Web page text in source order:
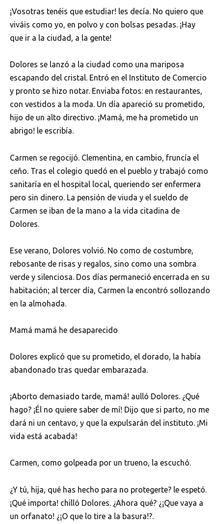
¡Vosotras tenéis que estudiar! les decía. No quiero que
viváis como yo, en polvo y con bolsas pesadas. ¡Hay
que ir a la ciudad, a la gente!
Dolores se lanzó a la ciudad como una mariposa
escapando del cristal. Entró en el Instituto de Comercio
y pronto se hizo notar. Enviaba fotos: en restaurantes,
con vestidos a la moda. Un día apareció su prometido,
hijo de un alto directivo. ¡Mamá, me ha prometido un
abrigo! le escribía.
Carmen se regocijó. Clementina, en cambio, fruncía el
ceño. Tras el colegio quedó en el pueblo y trabajó como
sanitaría en el hospital local, queriendo ser enfermera
pero sin dinero. La pensión de viuda y el sueldo de
Carmen se iban de la mano a la vida citadina de
Dolores.
Ese verano, Dolores volvió. No como de costumbre,
rebosante de risas y regalos, sino como una sombra
verde y silenciosa. Dos días permaneció encerrada en su
habitación; al tercer día, Carmen la encontró sollozando
en la almohada.
Mamá mamá he desaparecido
Dolores explicó que su prometido, el dorado, la había
abandonado tras quedar embarazada.
¡Aborto demasiado tarde, mamá! aulló Dolores. ¿Qué
hago? ¡Él no quiere saber de mí! Dijo que si parto, no me
dará ni un centavo, y que la expulsarán del instituto. ¡Mi
vida está acabada!
Carmen, como golpeada por un trueno, la escuchó.
¿Y tú, hija, qué has hecho para no protegerte? le espetó.
¡Qué importa! chilló Dolores. ¿Ahora qué? ¿¡Que vaya a
un orfanato! ¿¡O que lo tire a la basura!?.